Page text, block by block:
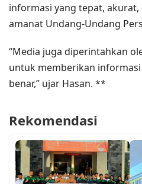
informasi yang tepat,
amanat Undang-Undang
“Media juga diperintahkan
untuk memberikan
benar,” ujar Hasan. **
Rekomendasi